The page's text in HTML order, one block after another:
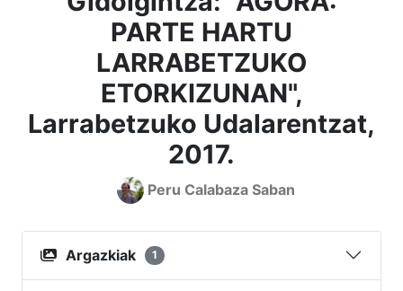
PARTE HARTU
LARRABETZUKO
ETORKIZUNAN",
Larrabetzuko Udalarentzat,
2017.
Peru Calabaza Saban
Argazkiak 1